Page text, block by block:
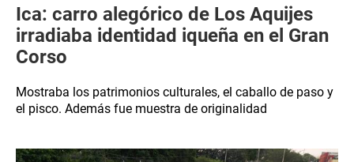
Ica: carro alegórico de Los Aquijes
irradiaba identidad iqueña en el Gran
Corso
Mostraba los patrimonios culturales, el caballo de paso y
el pisco. Además fue muestra de originalidad